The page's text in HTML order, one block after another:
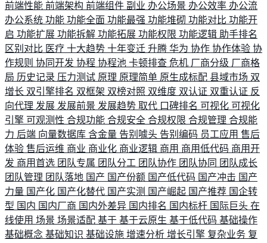
前端性能 前端架构 前端组件 副业 办公场景 办公效率 办公流
办公系统 功能 功能全面 功能最强 功能堆砌 功能对比 功能开
启 功能扩展 功能拆解 功能拓展 功能权限 功能逻辑 助手排名
区别对比 医疗 十大趋势 十年变迁 升腾 华为 协作 协作体验 协
作规则 协同开发 协程 协程池 卡顿排查 危机 厂商分级 厂商格
局 历史记录 压力测试 原理 原理简单 原生成标配 县域市场 双
增长 双引擎排名 双框架 双榜对照 双维度 双认证 双重认证 反
向代理 发展 发展前景 发展趋势 取代 口碑排名 可视化 可视化
引擎 可观测性 合规功能 合规安全 合规权限 合规管理 合规能
力 后端 向量数据库 含金量 告别噱头 告别编码 员工应用 售后
体验 售后运维 商业 商业化 商业逻辑 商用 商用低代码 商用开
发 商用首选 团队专属 团队分工 团队协作 团队协同 团队成长
团队管理 团队落地 国产 国产份额 国产低代码 国产冲击 国产
力量 国产化 国产化替代 国产实测 国产崛起 国产推荐 国企转
型 国内 国内厂商 国内外差异 国内排名 国内标杆 国际巨头 在
线使用 场景 场景适配 基于 基于云原生 基于低代码 基础操作
基础概念 基础知识 基础设施 增速分析 增长引擎 复杂业务 复